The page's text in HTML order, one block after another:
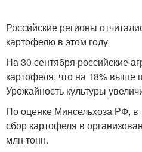
Российские регионы
картофелю в этом году
На 30 сентября российские
картофеля, что на 18% выше
Урожайность культуры
По оценке Минсельхоза РФ,
сбор картофеля в
млн тонн.